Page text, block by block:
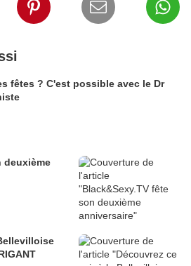
fêtes ? C'est possible avec le Dr
deuxième